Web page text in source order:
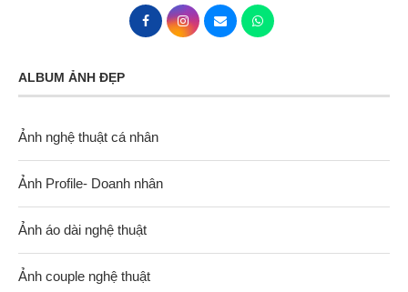
ALBUM ẢNH ĐẸP
Ảnh nghệ thuật cá nhân
Ảnh Profile- Doanh nhân
Ảnh áo dài nghệ thuật
Ảnh couple nghệ thuật